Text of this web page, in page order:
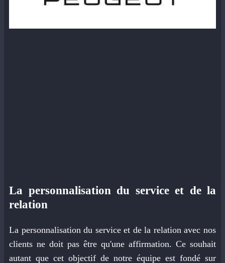
La personnalisation du service et de la
relation
La personnalisation du service et de la relation avec nos
clients ne doit pas être qu'une affirmation. Ce souhait
autant que cet objectif de notre équipe est fondé sur